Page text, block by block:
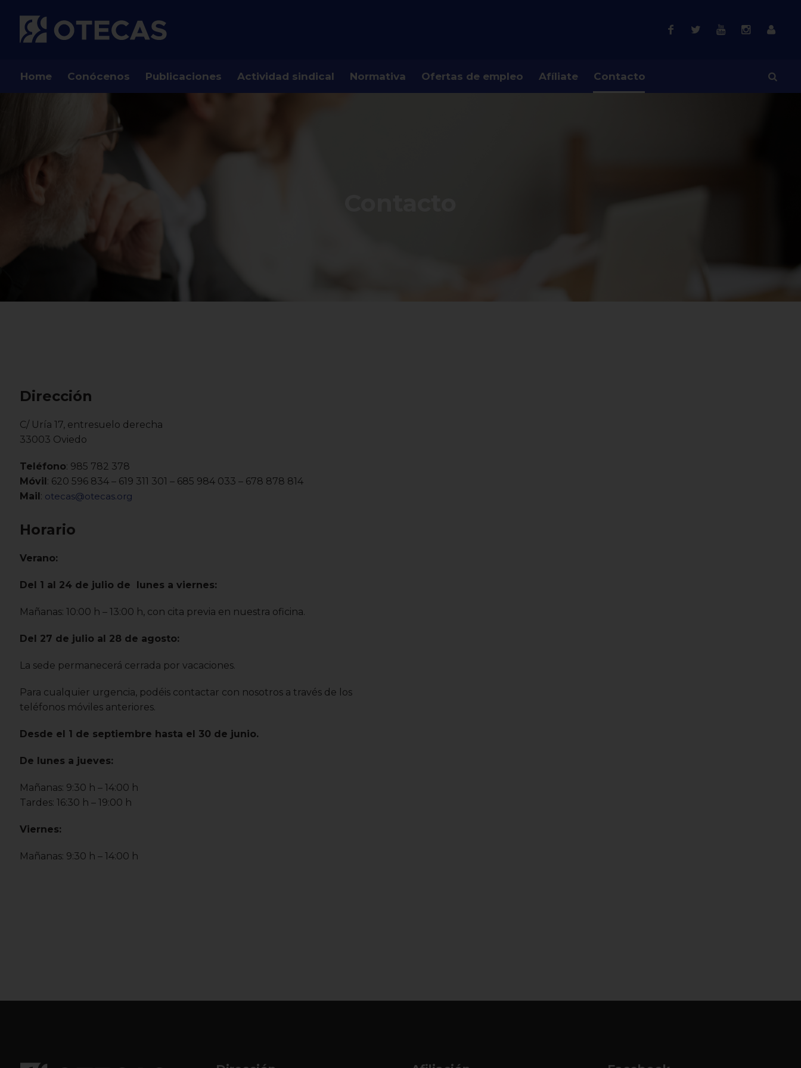
Home Conócenos Publicaciones Actividad sindical Normativa Ofertas de empleo Afíliate Contacto
Dirección
C/ Uría 17, entresuelo derecha
33003 Oviedo
Teléfono: 985 782 378
Móvil : 620 596 834 – 619 311 301 – 685 984 033 – 678 878 814
Mail : otecas@otecas.org
Horario
Verano:
Del 1 al 24 de julio de lunes a viernes:
Mañanas: 10:00 h – 13:00 h, con cita previa en nuestra oficina.
Del 27 de julio al 28 de agosto:
La sede permanecerá cerrada por vacaciones.
Para cualquier urgencia, podéis contactar con nosotros a través de los
teléfonos móviles anteriores.
Desde el 1 de septiembre hasta el 30 de junio.
De lunes a jueves:
Mañanas: 9:30 h – 14:00 h
Tardes: 16:30 h – 19:00 h
Viernes:
Mañanas: 9:30 h – 14:00 h